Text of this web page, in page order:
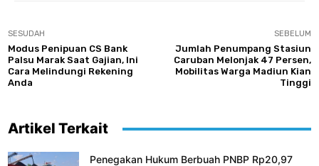
SESUDAH
Modus Penipuan CS Bank
Palsu Marak Saat Gajian, Ini
Cara Melindungi Rekening
Anda
SEBELUM
Jumlah Penumpang Stasiun
Caruban Melonjak 47 Persen,
Mobilitas Warga Madiun Kian
Tinggi
Artikel Terkait
Penegakan Hukum Berbuah PNBP Rp20,97